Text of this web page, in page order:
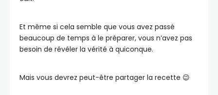
Et même si cela semble que vous avez passé
beaucoup de temps à le préparer, vous n’avez pas
besoin de révéler la vérité à quiconque.
Mais vous devrez peut-être partager la recette 😉